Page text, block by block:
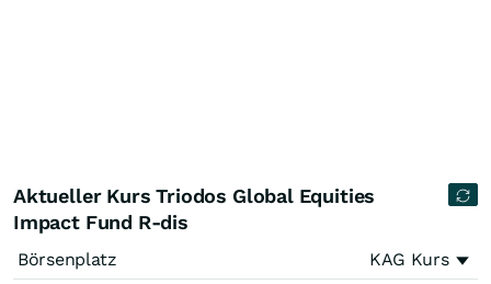
Aktueller Kurs Triodos Global Equities
Impact Fund R-dis
Börsenplatz
KAG Kurs